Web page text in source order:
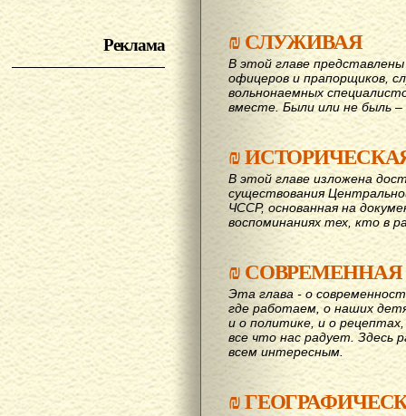
Реклама ₪СЛУЖИВАЯ
В этой главе
офицеров и прапорщиков,
вольнонаемных
вместе. Были или не быль –
₪
В этой главе изложена
существования
ЧССР, основанная на
воспоминаниях тех, кто в
₪СОВРЕМЕННАЯ
Эта глава - о
где работаем, о наших
и о политике, и о
все что нас радует. Здесь
всем интересным.
₪